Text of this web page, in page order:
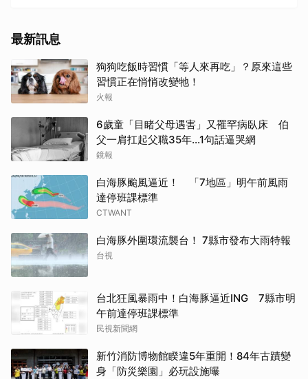
最新訊息
狗狗吃飯時習慣「等人來再吃」？原來這些
習慣正在悄悄改變牠！
火報
6歲童「目睹父母遇害」又罹罕病臥床 伯
父一肩扛起父職35年...1句話逼哭網
鏡報
白海豚颱風逼近！ 「7地區」明午前風雨
達停班課標準
CTWANT
白海豚外圍環流襲台！ 7縣市發布大雨特報
台視
台北狂風暴雨中！白海豚逼近ING 7縣市明
午前達停班課標準
民視新聞網
新竹消防博物館睽違5年重開！84年古蹟變
身「防災樂園」必玩設施曝